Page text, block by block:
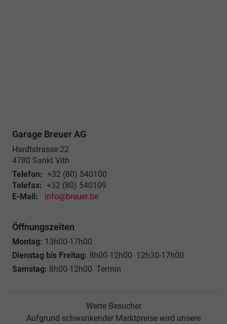
Garage Breuer AG
Hardtstrasse 22
4780 Sankt Vith
Telefon: +32 (80) 540100
Telefax: +32 (80) 540109
E-Mail:
info@breuer.be
Öffnungszeiten
Montag: 13h00-17h00
Dienstag bis Freitag: 8h00-12h00 12h30-17h00
Samstag: 8h00-12h00 Termin
Werte Besucher
Aufgrund schwankender Marktpreise wird unsere